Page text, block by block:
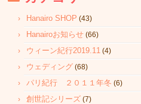
Hanairo SHOP (43)
Hanairoお知らせ (66)
ウィーン紀行2019.11 (4)
ウェディング (68)
パリ紀行 ２０１１年冬 (6)
創世記シリーズ (7)